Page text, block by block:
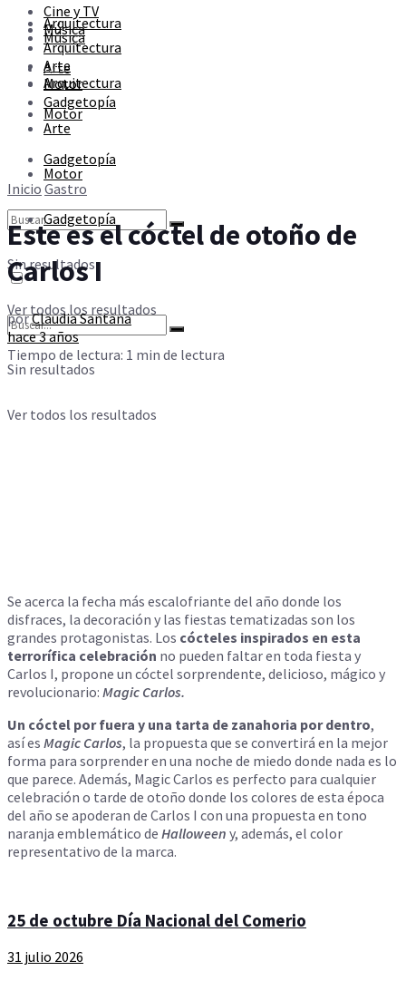
Arquitectura
Arte
Motor
Gadgetopía
Sin resultados
Ver todos los resultados
Música
Arquitectura
Arte
Motor
Gadgetopía
Sin resultados
Ver todos los resultados
Sin resultados
Ver todos los resultados
Cine y TV
Música
Arquitectura
Arte
Motor
Gadgetopía
Inicio Gastro
Este es el cóctel de otoño de
Carlos I
porClaudia Santana
hace 3 años
Tiempo de lectura: 1 min de lectura
Se acerca la fecha más escalofriante del año donde los
disfraces, la decoración y las fiestas tematizadas son los
grandes protagonistas. Los cócteles inspirados en esta
terrorífica celebración no pueden faltar en toda fiesta y
Carlos I, propone un cóctel sorprendente, delicioso, mágico y
revolucionario: Magic Carlos.
Un cóctel por fuera y una tarta de zanahoria por dentro,
asíes Magic Carlos, la propuesta que se convertirá en la mejor
forma para sorprender en una noche de miedo donde nada es lo
que parece. Además, Magic Carlos es perfecto para cualquier
celebración o tarde de otoño donde los colores de esta época
del año se apoderan de Carlos I con una propuesta en tono
naranja emblemático de Halloween y, además, el color
representativo de la marca.
25 de octubre Día Nacional del Comerio
31 julio 2026